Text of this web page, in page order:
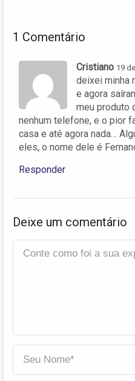
1 Comentário
Cristiano 19
deixei minha
e agora
meu produto
nenhum telefone, e o pior
casa e até agora nada…
eles, o nome dele é
Responder
Deixe um comentário